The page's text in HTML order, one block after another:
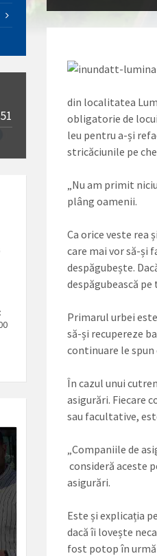
din localitatea
obligatorie de
leu pentru a-și
stricăciunile pe
„Nu am primit
plâng oamenii.
Ca orice veste rea
care mai vor să-și
despăgubește.
despăgubească
Primarul urbei
să-și recupereze
continuare le spun
În cazul unui
asigurări. Fiecare
sau facultative,
„Companiile de
consideră aceste
asigurări.
Este și explicația
dacă îi lovește
fost potop în urmă